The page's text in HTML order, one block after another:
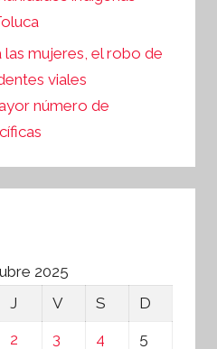
mujeres, el robo de
viales
número de
2025
J V S
D
2 3 4
5